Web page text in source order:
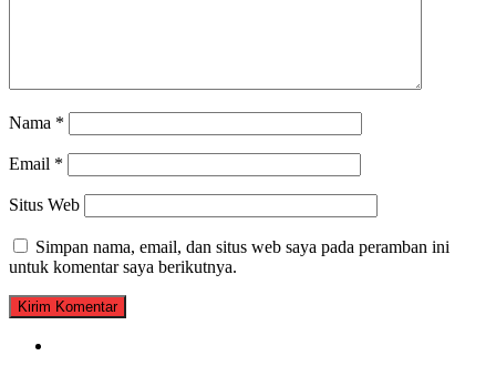
Nama *
Email *
Situs Web
Simpan nama, email, dan situs web saya pada peramban ini
untuk komentar saya berikutnya.